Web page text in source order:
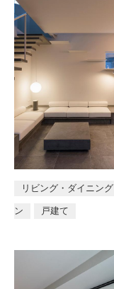
リビング・ダイニング
ン 戸建て